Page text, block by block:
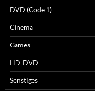
DVD (Code 1)
Cinema
Games
HD-DVD
Sonstiges